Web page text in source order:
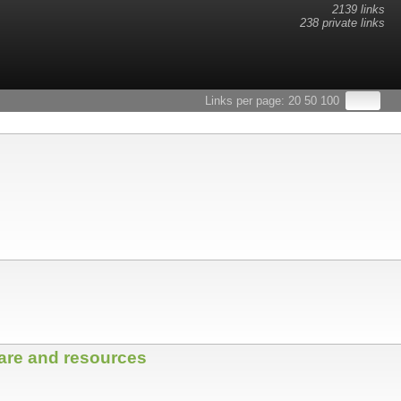
2139 links
238 private links
Links per page: 20 50 100
and resources